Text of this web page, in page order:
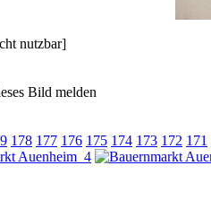
nutzbar]
178 177 176 175 174 173 172 171